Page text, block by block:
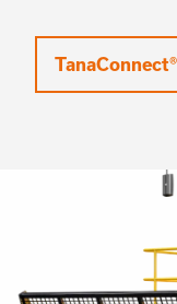
TanaConnect®